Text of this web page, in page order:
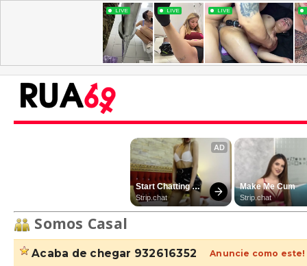
Somos Casal
acaba de chegar 932616352 Anuncie como este!